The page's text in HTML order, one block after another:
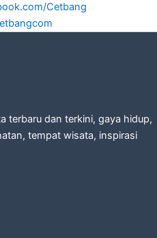
Cetbang
terbaru dan terkini, gaya hidup,
tempat wisata, inspirasi